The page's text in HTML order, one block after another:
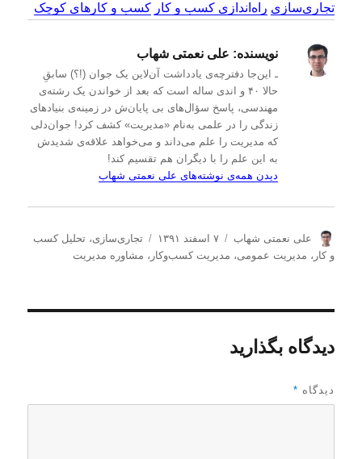
تجاری‌سازی راه‌اندازی کسب و کار کسب و کارهای کوچک
نویسنده: علی نعمتی شهاب
ـ این‌جا دفترچه‌ی یادداشت‌ آن‌لاین یک جوان (!؟) سابقِ
حالا ۴۰ و اندی ساله است که بعد از خواندن یک رشته‌ی
مهندسی، پاسخ سؤال‌های بی پایان‌ش در زمینه‌ی بنیادهای
زندگی را در علمی به‌نام «مدیریت» کشف کرد! جوان‌دلی
که مدیریت را علم می‌داند و می‌خواهد علاقه‌ی شدیدش
به این علم را با دیگران هم تقسیم کند!
دیدن همه‌ی نوشته‌های علی نعمتی شهاب
ن
و
ه
علی نعمتی شهاب
ا
ر
۷ اسفند ۱۳۹۱
د
س
تجاری‌سازی،تحلیل كسب
و كار ، مدیریت عمومی، مدیریت كسب‌و‌كار ، مشاوره مدیریت
دیدگاه بگذارید
دیدگاه *